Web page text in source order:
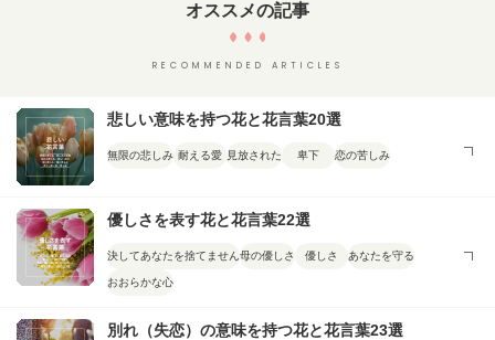
オススメの記事
RECOMMENDED ARTICLES
悲しい意味を持つ花と花言葉20選
無限の悲しみ 耐える愛 見放された 卑下 恋の苦しみ
優しさを表す花と花言葉22選
決してあなたを捨てません母の優しさ 優しさ あなたを守る
おおらかな心
別れ（失恋）の意味を持つ花と花言葉23選